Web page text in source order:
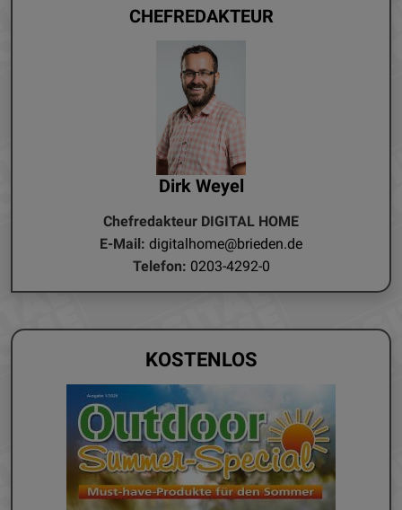
CHEFREDAKTEUR
Dirk Weyel
Chefredakteur DIGITAL HOME
E-Mail: digitalhome@brieden.de
Telefon: 0203-4292-0
KOSTENLOS